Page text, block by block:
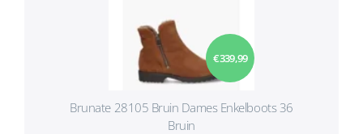
€ 339,99
Brunate 28105 Bruin Dames Enkelboots 36
Bruin